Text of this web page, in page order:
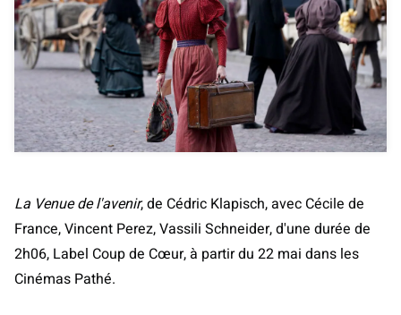
La Venue de l'avenir, de Cédric Klapisch, avec Cécile de
France, Vincent Perez, Vassili Schneider, d'une durée de
2h06, Label Coup de Cœur, à partir du 22 mai dans les
Cinémas Pathé.